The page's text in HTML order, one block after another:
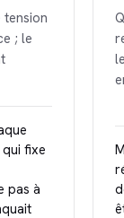
; le
qui fixe
pas à